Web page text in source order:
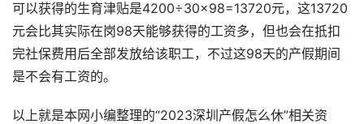
可以获得的生育津贴是4200÷30×98=13720元，这13720
元会比其实际在岗98天能够获得的工资多，但也会在抵扣
完社保费用后全部发放给该职工，不过这98天的产假期间
是不会有工资的。
以上就是本网小编整理的“2023深圳产假怎么休”相关资